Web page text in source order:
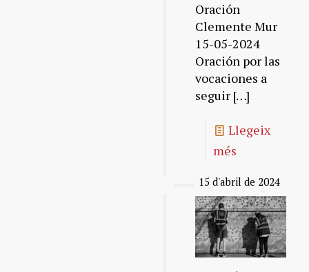
Oración
Clemente Mur
15-05-2024
Oración por las
vocaciones a
seguir […]
Llegeix
més
15 d'abril de 2024